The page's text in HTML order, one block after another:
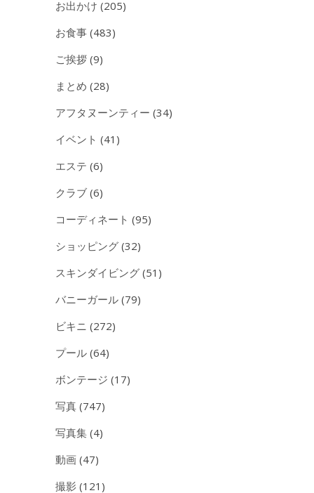
お出かけ (205)
お食事 (483)
ご挨拶 (9)
まとめ (28)
アフタヌーンティー (34)
イベント (41)
エステ (6)
クラブ (6)
コーディネート (95)
ショッピング (32)
スキンダイビング (51)
バニーガール (79)
ビキニ (272)
プール (64)
ボンテージ (17)
写真 (747)
写真集 (4)
動画 (47)
撮影 (121)